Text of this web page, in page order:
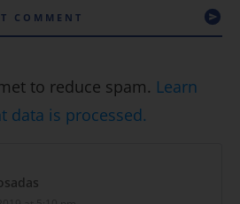
COMMENT
to reduce spam. Learn
data is processed.